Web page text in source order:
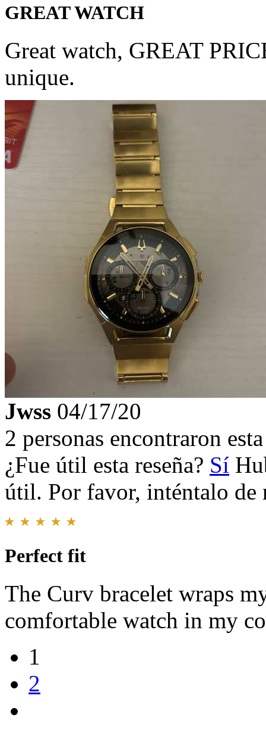
GREAT WATCH
Great watch, GREAT
unique.
Jwss 04/17/20
2 personas encontraron
¿Fue útil esta reseña? Sí
útil. Por favor, inténtalo de
Perfect fit
The Curv bracelet wraps
comfortable watch in my
1
2